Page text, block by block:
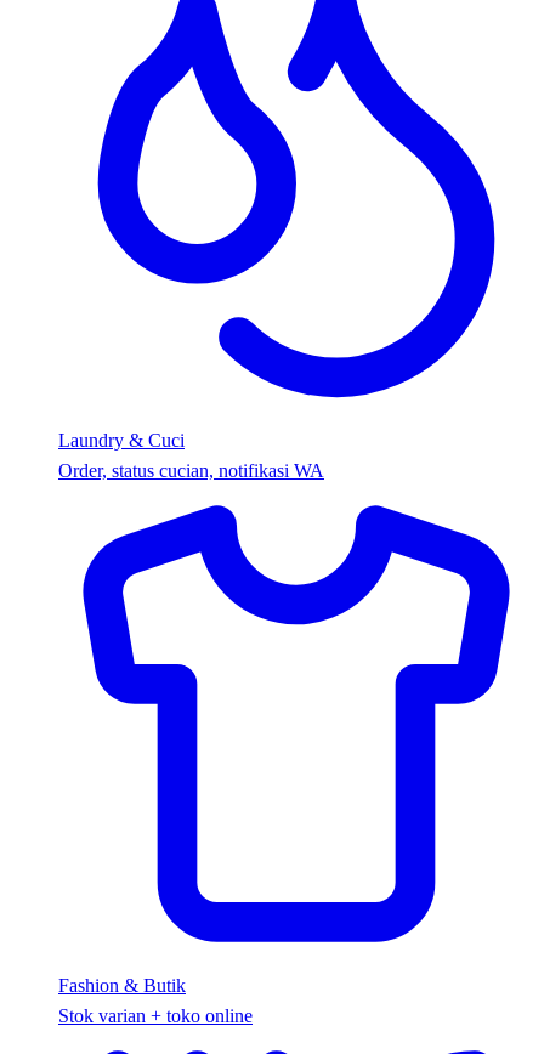
Laundry & Cuci
Order, status cucian, notifikasi WA
Fashion & Butik
Stok varian + toko online